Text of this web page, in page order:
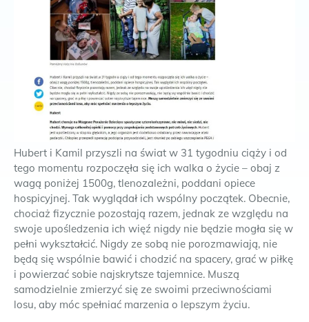
Hubert i Kamil przyszli na świat w 31 tygodniu ciąży i od
tego momentu rozpoczęła się ich walka o życie – obaj z
wagą poniżej 1500g, tlenozależni, poddani opiece
hospicyjnej. Tak wyglądał ich wspólny początek. Obecnie,
chociaż fizycznie pozostają razem, jednak ze względu na
swoje upośledzenia ich więź nigdy nie będzie mogła się w
pełni wykształcić. Nigdy ze sobą nie porozmawiają, nie
będą się wspólnie bawić i chodzić na spacery, grać w piłkę
i powierzać sobie najskrytsze tajemnice. Muszą
samodzielnie zmierzyć się ze swoimi przeciwnościami
losu, aby móc spełniać marzenia o lepszym życiu.